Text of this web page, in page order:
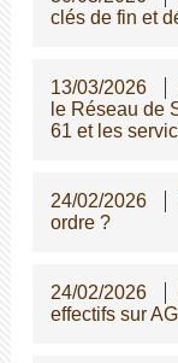
clés de fin et
13/03/2026
le Réseau de
61 et les
24/02/2026
ordre ?
24/02/2026
effectifs sur